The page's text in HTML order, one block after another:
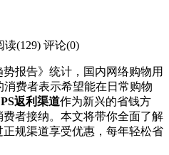
读(129) 评论(0)
报告》统计，国内网络购物用
消费者表示希望能在日常购物
返利渠道作为新兴的省钱方
者接纳。本文将带你全面了解
规渠道享受优惠，每年轻松省